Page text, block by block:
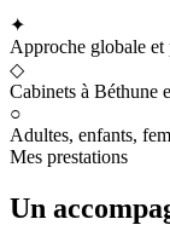
✦
Approche globale et
◇
Cabinets à Béthune
○
Adultes, enfants,
Mes prestations
Un